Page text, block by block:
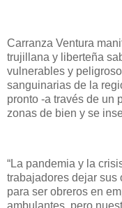
Carranza Ventura
trujillana y liberteña
vulnerables y
sanguinarias de la
pronto -a través de un
zonas de bien y se
“La pandemia y la
trabajadores dejar sus
para ser obreros en
ambulantes, pero